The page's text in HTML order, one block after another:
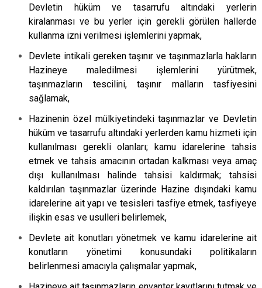
Devletin hüküm ve tasarrufu altındaki yerlerin
kiralanması ve bu yerler için gerekli görülen hallerde
kullanma izni verilmesi işlemlerini yapmak,
Devlete intikali gereken taşınır ve taşınmazlarla hakların
Hazineye maledilmesi işlemlerini yürütmek,
taşınmazların tescilini, taşınır malların tasfiyesini
sağlamak,
Hazinenin özel mülkiyetindeki taşınmazlar ve Devletin
hüküm ve tasarrufu altındaki yerlerden kamu hizmeti için
kullanılması gerekli olanları; kamu idarelerine tahsis
etmek ve tahsis amacının ortadan kalkması veya amaç
dışı kullanılması halinde tahsisi kaldırmak; tahsisi
kaldırılan taşınmazlar üzerinde Hazine dışındaki kamu
idarelerine ait yapı ve tesisleri tasfiye etmek, tasfiyeye
ilişkin esas ve usulleri belirlemek,
Devlete ait konutları yönetmek ve kamu idarelerine ait
konutların yönetimi konusundaki politikaların
belirlenmesi amacıyla çalışmalar yapmak,